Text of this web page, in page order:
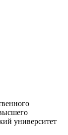
университет